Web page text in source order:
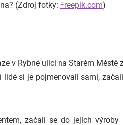
(Zdroj fotky: Freepik.com)
v Rybné ulici na Starém Městě
lidé si je pojmenovali sami,
začali se do jejich